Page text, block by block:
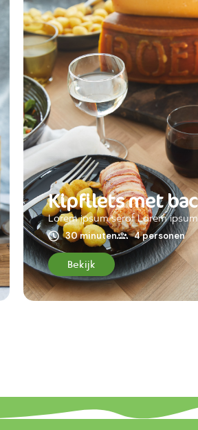
Kipfilets met
Lorem ipsum serof Lorem
30 minuten 4 personen
Bekijk